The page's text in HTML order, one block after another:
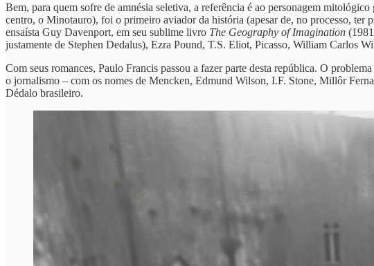
Bem, para quem sofre de amnésia seletiva, a referência é ao personagem
centro, o Minotauro), foi o primeiro aviador da história (apesar de, no processo, ter
ensaísta Guy Davenport, em seu sublime livro The Geography of Imagination
justamente de Stephen Dedalus), Ezra Pound, T.S. Eliot, Picasso, William Carlos
Com seus romances, Paulo Francis passou a fazer parte desta república. O
o jornalismo – com os nomes de Mencken, Edmund Wilson, I.F. Stone, Millôr
Dédalo brasileiro.